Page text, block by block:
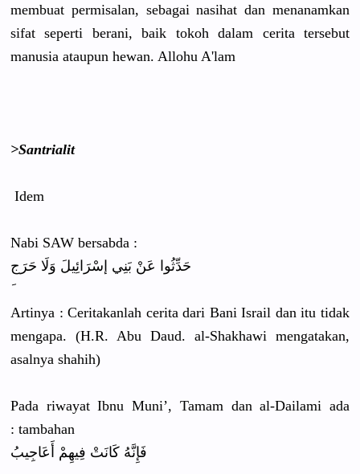
membuat permisalan, sebagai nasihat dan menanamkan
sifat seperti berani, baik tokoh dalam cerita tersebut
manusia ataupun hewan. Allohu A'lam
>Santrialit
Idem
Nabi SAW bersabda :
حَدِّثُوا عَنْ بَنِي إسْرَائِيلَ وَلَا حَرَج
Artinya : Ceritakanlah cerita dari Bani Israil dan itu tidak
mengapa. (H.R. Abu Daud. al-Shakhawi mengatakan,
asalnya shahih)
Pada riwayat Ibnu Muni’, Tamam dan al-Dailami ada
tambahan :
فَإِنَّهُ كَانَتْ فِيهِمْ أَعَاجِيبُ